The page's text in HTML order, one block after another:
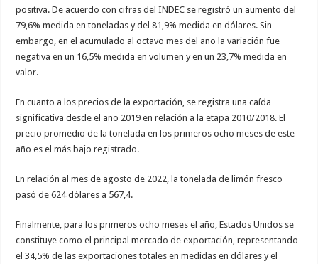
positiva. De acuerdo con cifras del INDEC se registró un aumento del
79,6% medida en toneladas y del 81,9% medida en dólares. Sin
embargo, en el acumulado al octavo mes del año la variación fue
negativa en un 16,5% medida en volumen y en un 23,7% medida en
valor.
En cuanto a los precios de la exportación, se registra una caída
significativa desde el año 2019 en relación a la etapa 2010/2018. El
precio promedio de la tonelada en los primeros ocho meses de este
año es el más bajo registrado.
En relación al mes de agosto de 2022, la tonelada de limón fresco
pasó de 624 dólares a 567,4.
Finalmente, para los primeros ocho meses el año, Estados Unidos se
constituye como el principal mercado de exportación, representando
el 34,5% de las exportaciones totales en medidas en dólares y el